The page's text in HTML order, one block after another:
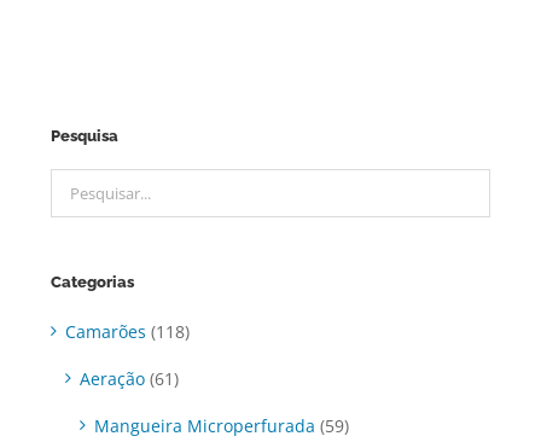
Pesquisa
Categorias
Camarões (118)
Aeração (61)
Mangueira Microperfurada (59)